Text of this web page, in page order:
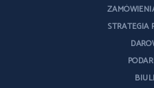
STRATEGIA